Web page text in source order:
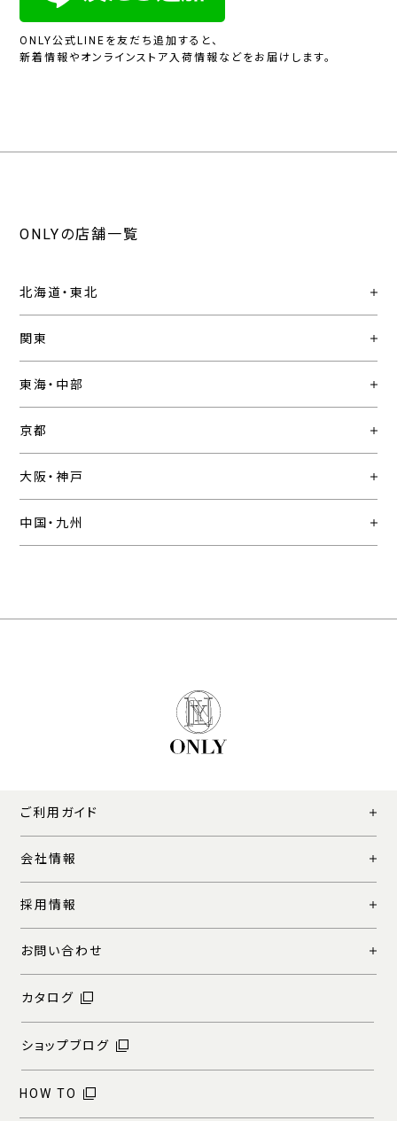
ONLY公式LINEを友だち追加すると、
新着情報やオンラインストア入荷情報などをお届けします。
ONLYの店舗一覧
北海道・東北
関東
東海・中部
京都
大阪・神戸
中国・九州
ご利用ガイド
会社情報
採用情報
お問い合わせ
カタログ
ショップブログ
HOW TO